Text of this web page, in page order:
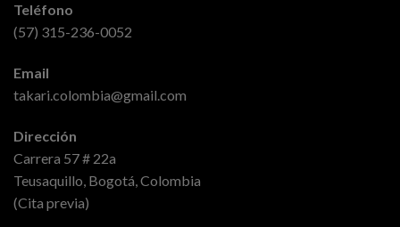
Teléfono
(57) 315-236-0052
Email
takari.colombia@gmail.com
Dirección
Carrera 57 # 22a
Teusaquillo, Bogotá, Colombia
(Cita previa)